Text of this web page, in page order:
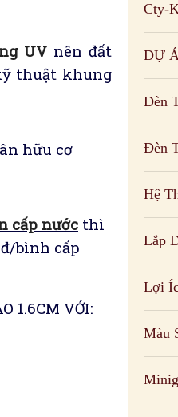
UVnên đất
thuật khung
hữu cơ
cấp nước thì
bình cấp
1.6CM VỚI:
Cty-
DỰ
Đèn
Đèn
Hệ
Lắp
Lợi
Màu